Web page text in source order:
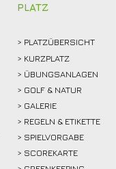
PLATZ
> PLATZÜBERSICHT
> KURZPLATZ
> ÜBUNGSANLAGEN
> GOLF & NATUR
> GALERIE
> REGELN & ETIKETTE
> SPIELVORGABE
> SCOREKARTE